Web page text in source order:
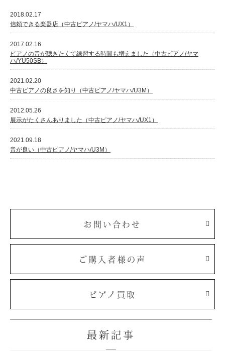
2018.02.17
信頼できる楽器店（中古ピアノ/ヤマハ/UX1）
2017.02.16
ピアノの音が聴きたくて練習する時間も増えました（中古ピアノ/ヤマ
ハ/YU50SB）
2021.02.20
中古ピアノの良さを知り（中古ピアノ/ヤマハ/U3M）
2012.05.26
展示がたくさんありました（中古ピアノ/ヤマハ/UX1）
2021.09.18
音が良い（中古ピアノ/ヤマハ/U3M）
お問い合わせ
ご購入者様の声
ピアノ買取
最新記事